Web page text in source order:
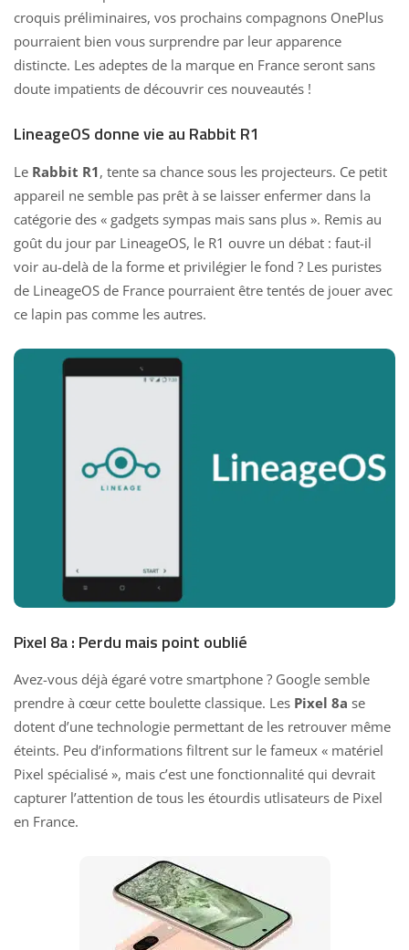
croquis préliminaires, vos prochains compagnons OnePlus
pourraient bien vous surprendre par leur apparence
distincte. Les adeptes de la marque en France seront sans
doute impatients de découvrir ces nouveautés !
LineageOS donne vie au Rabbit R1
Le Rabbit R1, tente sa chance sous les projecteurs. Ce petit
appareil ne semble pas prêt à se laisser enfermer dans la
catégorie des « gadgets sympas mais sans plus ». Remis au
goût du jour par LineageOS, le R1 ouvre un débat : faut-il
voir au-delà de la forme et privilégier le fond ? Les puristes
de LineageOS de France pourraient être tentés de jouer avec
ce lapin pas comme les autres.
Pixel 8a : Perdu mais point oublié
Avez-vous déjà égaré votre smartphone ? Google semble
prendre à cœur cette boulette classique. Les Pixel 8a se
dotent d’une technologie permettant de les retrouver même
éteints. Peu d’informations filtrent sur le fameux « matériel
Pixel spécialisé », mais c’est une fonctionnalité qui devrait
capturer l’attention de tous les étourdis utlisateurs de Pixel
en France.